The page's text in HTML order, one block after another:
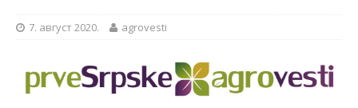
7. август 2020. agrovesti